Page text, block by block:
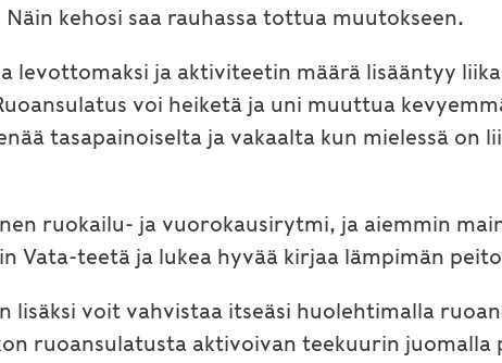
kehosi saa rauhassa tottua muutokseen.
levottomaksi ja aktiviteetin määrä lisääntyy
voi heiketä ja uni muuttua
tasapainoiselta ja vakaalta kun mielessä on
ruokailu- ja vuorokausirytmi, ja aiemmin
Vata-teetä ja lukea hyvää kirjaa lämpimän
lisäksi voit vahvistaa itseäsi huolehtimalla
ruoansulatusta aktivoivan teekuurin juomalla